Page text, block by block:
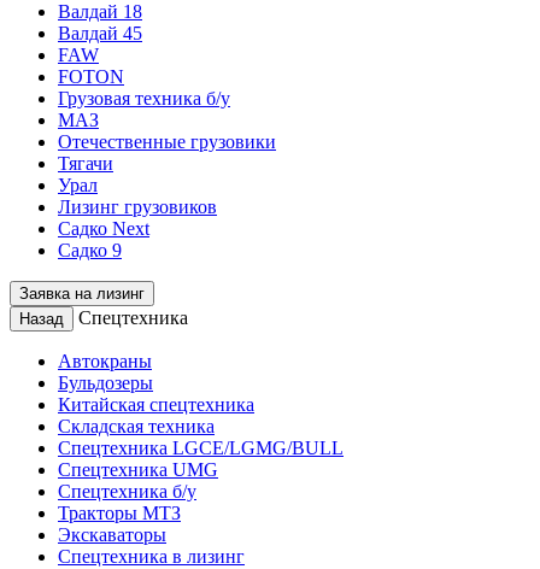
Валдай 18
Валдай 45
FAW
FOTON
Грузовая техника б/у
МАЗ
Отечественные грузовики
Тягачи
Урал
Лизинг грузовиков
Садко Next
Садко 9
Заявка на лизинг
Назад
Спецтехника
Автокраны
Бульдозеры
Китайская спецтехника
Складская техника
Спецтехника LGCE/LGMG/BULL
Спецтехника UMG
Спецтехника б/у
Тракторы МТЗ
Экскаваторы
Спецтехника в лизинг